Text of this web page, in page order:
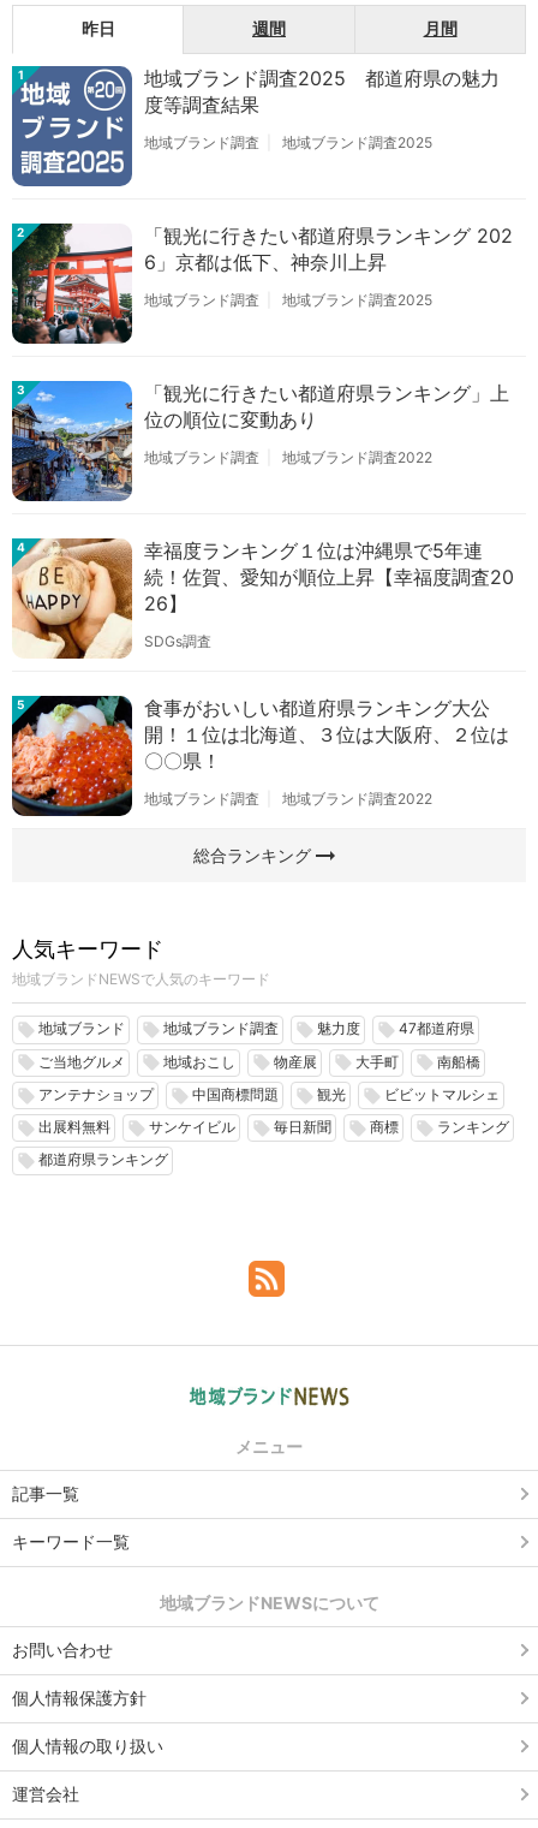
昨日 週間 月間
1
地域ブランド調査2025 都道府県の魅力
度等調査結果
地域ブランド調査 地域ブランド調査2025
2
「観光に行きたい都道府県ランキング 202
6」京都は低下、神奈川上昇
地域ブランド調査 地域ブランド調査2025
3
「観光に行きたい都道府県ランキング」上
位の順位に変動あり
地域ブランド調査 地域ブランド調査2022
4
幸福度ランキング１位は沖縄県で5年連
続！佐賀、愛知が順位上昇【幸福度調査20
26】
SDGs調査
5
食事がおいしい都道府県ランキング大公
開！１位は北海道、３位は大阪府、２位は
〇〇県！
地域ブランド調査 地域ブランド調査2022
総合ランキングarrow_right_alt
人気キーワード
地域ブランドNEWSで人気のキーワード
local_offer 地域ブランド local_offer 地域ブランド調査 local_offer 魅力度 local_offer 47都道府県
local_offer ご当地グルメ local_offer 地域おこし local_offer 物産展 local_offer 大手町 local_offer 南船橋
local_offer アンテナショップ local_offer 中国商標問題 local_offer 観光 local_offer ビビットマルシェ
local_offer 出展料無料 local_offer サンケイビル local_offer 毎日新聞 local_offer 商標 local_offer ランキング
local_offer 都道府県ランキング
メニュー
記事一覧
キーワード一覧
地域ブランドNEWSについて
お問い合わせ
個人情報保護方針
個人情報の取り扱い
運営会社